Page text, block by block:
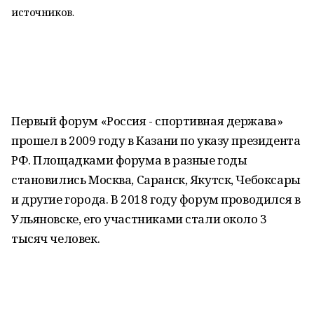
источников.
Первый форум «Россия - спортивная держава»
прошел в 2009 году в Казани по указу президента
РФ. Площадками форума в разные годы
становились Москва, Саранск, Якутск, Чебоксары
и другие города. В 2018 году форум проводился в
Ульяновске, его участниками стали около 3
тысяч человек.